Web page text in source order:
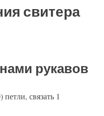
свитера
рукавов
связать 1